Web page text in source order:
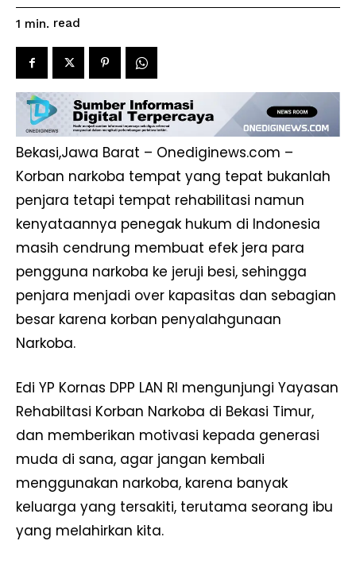
1 min. read
Bekasi,Jawa Barat – Onediginews.com –
Korban narkoba tempat yang tepat bukanlah
penjara tetapi tempat rehabilitasi namun
kenyataannya penegak hukum di Indonesia
masih cendrung membuat efek jera para
pengguna narkoba ke jeruji besi, sehingga
penjara menjadi over kapasitas dan sebagian
besar karena korban penyalahgunaan
Narkoba.
Edi YP Kornas DPP LAN RI mengunjungi Yayasan
Rehabiltasi Korban Narkoba di Bekasi Timur,
dan memberikan motivasi kepada generasi
muda di sana, agar jangan kembali
menggunakan narkoba, karena banyak
keluarga yang tersakiti, terutama seorang ibu
yang melahirkan kita.